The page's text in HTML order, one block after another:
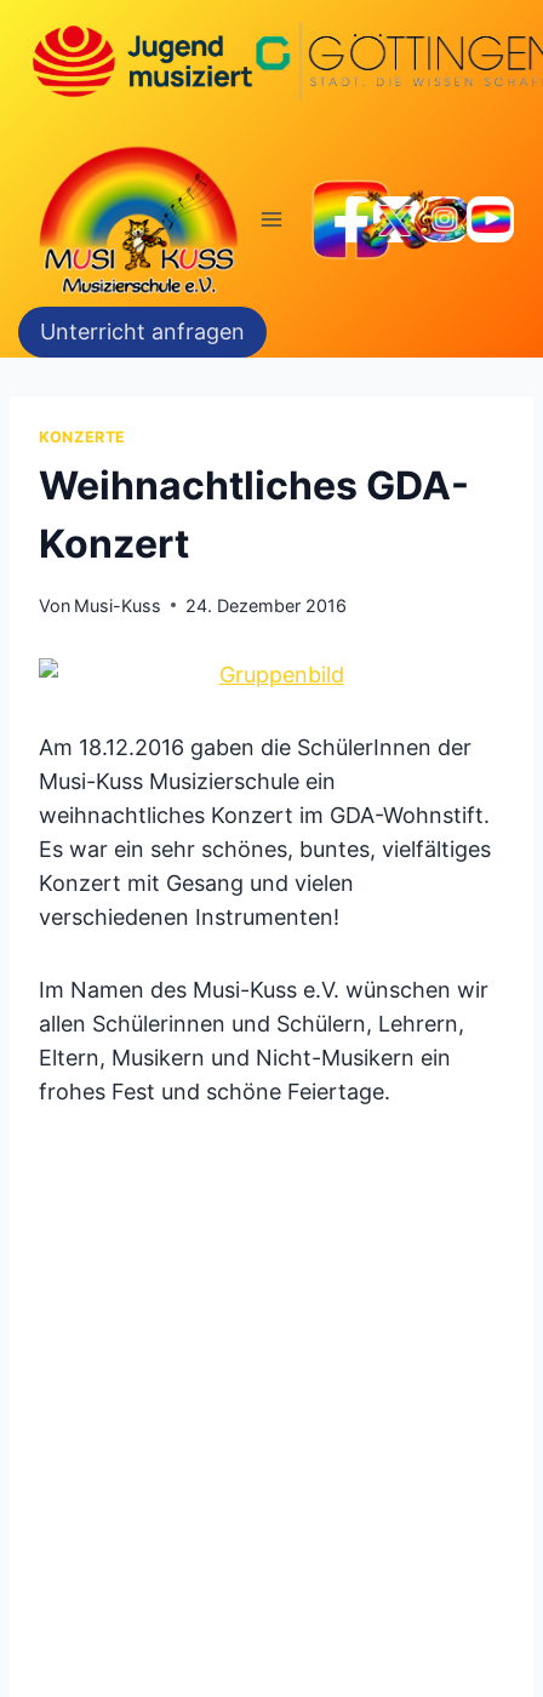
Inhalt
springen
Unterricht anfragen
KONZERTE
Weihnachtliches GDA-
Konzert
Von Musi-Kuss 24. Dezember 2016
Am 18.12.2016 gaben die SchülerInnen der
Musi-Kuss Musizierschule ein
weihnachtliches Konzert im GDA-Wohnstift.
Es war ein sehr schönes, buntes, vielfältiges
Konzert mit Gesang und vielen
verschiedenen Instrumenten!
Im Namen des Musi-Kuss e.V. wünschen wir
allen Schülerinnen und Schülern, Lehrern,
Eltern, Musikern und Nicht-Musikern ein
frohes Fest und schöne Feiertage.